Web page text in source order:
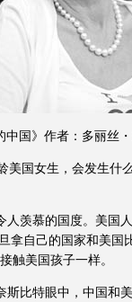
中国》作者：多丽丝
美国女生，会发生什
羡慕的国度。美国
拿自己的国家和美国
触美国孩子一样。
比特眼中，中国和